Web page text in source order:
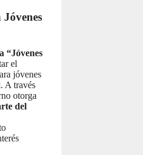
Jóvenes
“Jóvenes
el
jóvenes
A través
otorga
del